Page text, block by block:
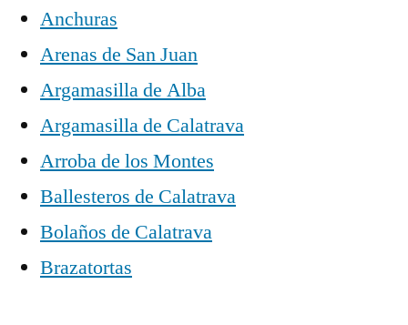
Anchuras
Arenas de San Juan
Argamasilla de Alba
Argamasilla de Calatrava
Arroba de los Montes
Ballesteros de Calatrava
Bolaños de Calatrava
Brazatortas